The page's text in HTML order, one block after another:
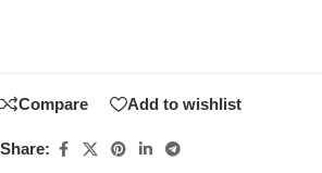
Compare Add to wishlist
Share: